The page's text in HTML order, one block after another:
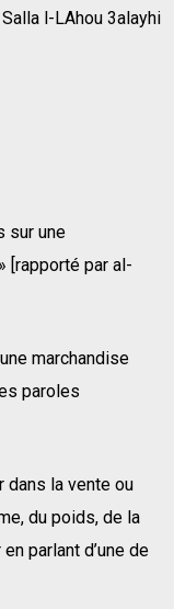
l-LAhou 3alayhi
sur une
[rapporté par al-
marchandise
paroles
dans la vente ou
du poids, de la
parlant d’une de